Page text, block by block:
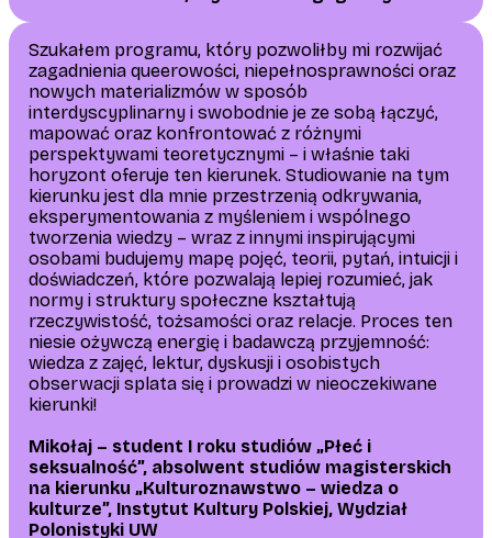
Szukałem programu, który pozwoliłby mi rozwijać
zagadnienia queerowości, niepełnosprawności oraz
nowych materializmów w sposób
interdyscyplinarny i swobodnie je ze sobą łączyć,
mapować oraz konfrontować z różnymi
perspektywami teoretycznymi – i właśnie taki
horyzont oferuje ten kierunek. Studiowanie na tym
kierunku jest dla mnie przestrzenią odkrywania,
eksperymentowania z myśleniem i wspólnego
tworzenia wiedzy – wraz z innymi inspirującymi
osobami budujemy mapę pojęć, teorii, pytań, intuicji i
doświadczeń, które pozwalają lepiej rozumieć, jak
normy i struktury społeczne kształtują
rzeczywistość, tożsamości oraz relacje. Proces ten
niesie ożywczą energię i badawczą przyjemność:
wiedza z zajęć, lektur, dyskusji i osobistych
obserwacji splata się i prowadzi w nieoczekiwane
kierunki!
Mikołaj – student I roku studiów „Płeć i
seksualność”, absolwent studiów magisterskich
na kierunku „Kulturoznawstwo – wiedza o
kulturze”, Instytut Kultury Polskiej, Wydział
Polonistyki UW